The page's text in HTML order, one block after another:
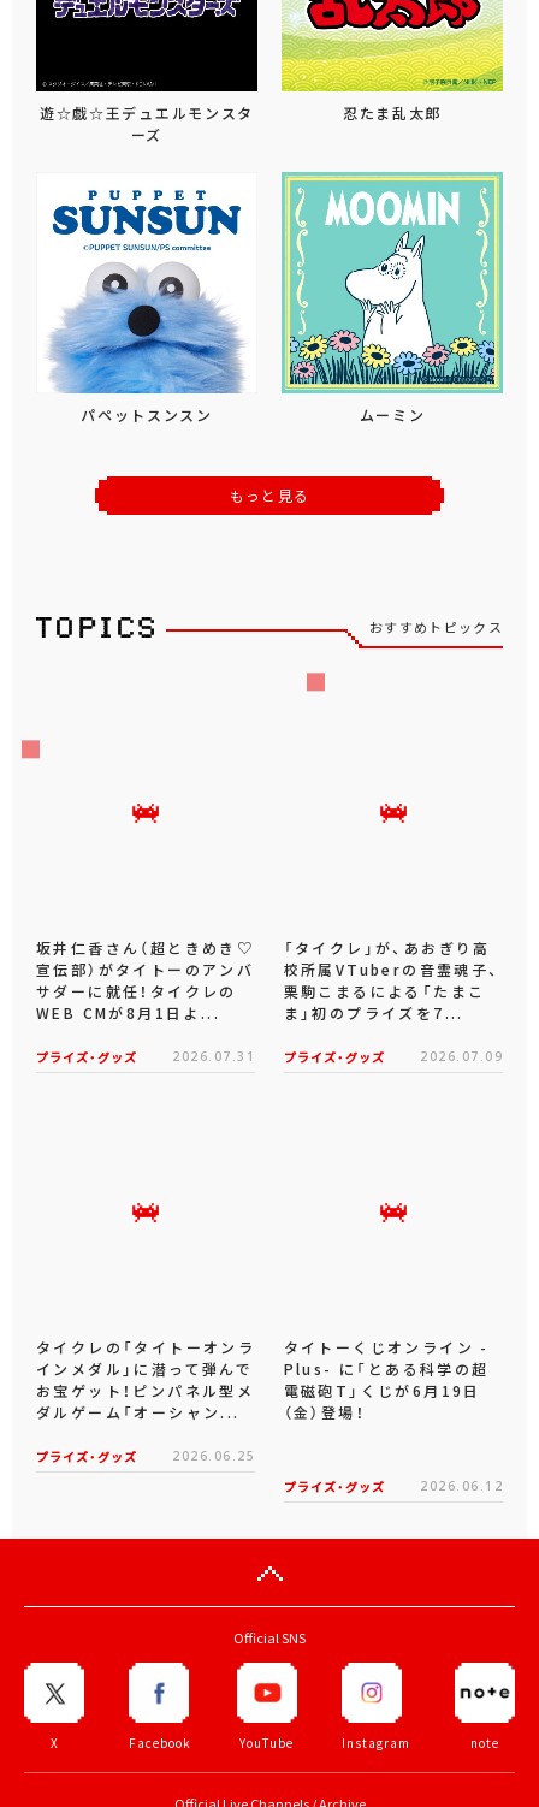
遊☆戯☆王デュエルモンスタ
ーズ
忍たま乱太郎
パペットスンスン ムーミン
もっと見る
おすすめトピックス
坂井仁香さん（超ときめき♡
宣伝部）がタイトーのアンバ
サダーに就任！タイクレの
WEB CMが8月1日よ...
プライズ・グッズ 2026.07.31
「タイクレ」が、あおぎり高
校所属VTuberの音霊魂子、
栗駒こまるによる「たまこ
ま」初のプライズを7...
プライズ・グッズ 2026.07.09
タイクレの「タイトーオンラ
インメダル」に潜って弾んで
お宝ゲット！ピンパネル型メ
ダルゲーム「オーシャン...
プライズ・グッズ 2026.06.25
タイトーくじオンライン -
Plus- に「とある科学の超
電磁砲T」くじが6月19日
（金）登場！
プライズ・グッズ 2026.06.12
Official SNS
X Facebook YouTube Instagram note